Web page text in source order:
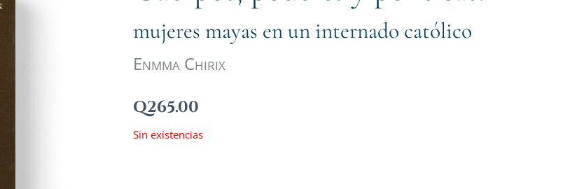
mujeres mayas en un internado católico
Enmma Chirix
Q265.00
Sin existencias